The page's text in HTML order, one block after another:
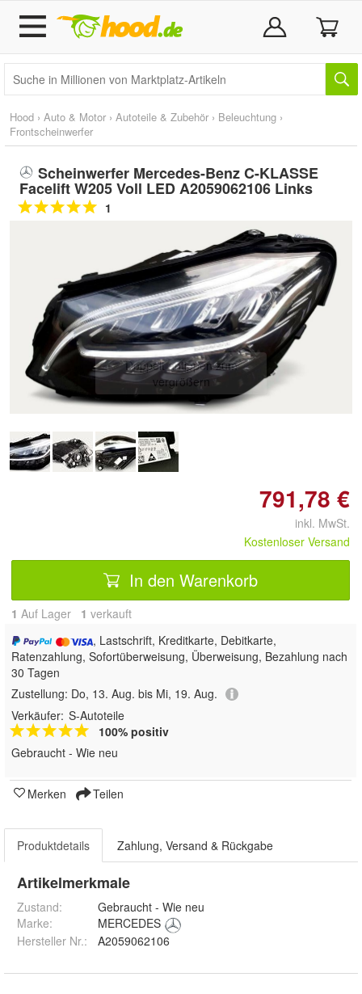
Hood › Auto & Motor › Autoteile & Zubehör › Beleuchtung ›
Frontscheinwerfer
Scheinwerfer Mercedes-Benz C-KLASSE
Facelift W205 Voll LED A2059062106 Links
1
Doppelt antippen zum
vergrößern
791,78 €
inkl. MwSt.
Kostenloser Versand
In den Warenkorb
1 Auf Lager 1 verkauft
, Lastschrift, Kreditkarte, Debitkarte,
Ratenzahlung, Sofortüberweisung, Überweisung, Bezahlung nach
30 Tagen
Zustellung: Do, 13. Aug. bis Mi, 19. Aug.
Verkäufer: S-Autoteile
100% positiv
Gebraucht - Wie neu
Merken Teilen
Produktdetails Zahlung, Versand & Rückgabe
Artikelmerkmale
Zustand:
Gebraucht - Wie neu
Marke:
MERCEDES
Hersteller Nr.:
A2059062106